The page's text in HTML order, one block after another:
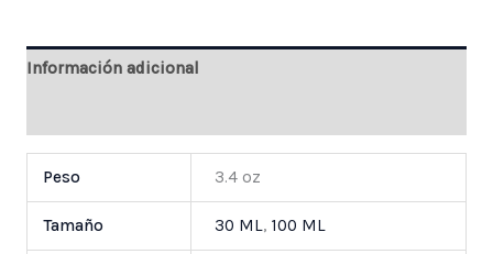
Información adicional
Peso 3.4 oz
Tamaño 30 ML, 100 ML